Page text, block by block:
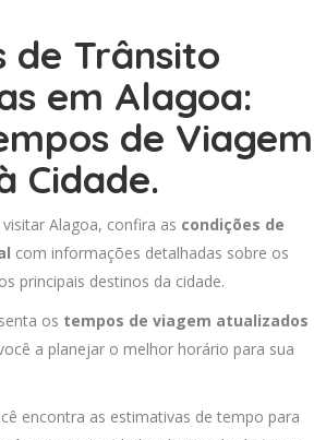
de Trânsito
em Alagoa:
de Viagem
Cidade.
Alagoa, confira as condições de
com informações detalhadas sobre os
principais destinos da cidade.
os tempos de viagem atualizados
a planejar o melhor horário para sua
encontra as estimativas de tempo para